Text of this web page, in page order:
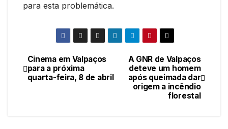
para esta problemática.
Navegação
de
A GNR de Valpaços
deteve um homem
após queimada dar
origem a incêndio
florestal
Cinema em Valpaços
para a próxima
quarta-feira, 8 de abril